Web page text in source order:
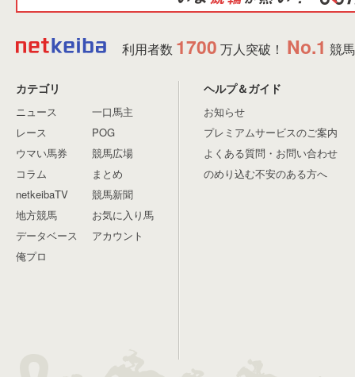
利用者数 1700 万人突破！ No.1 競
カテゴリ
ニュース
レース
ウマい馬券
コラム
netkeibaTV
地方競馬
データベース
俺プロ
一口馬主
POG
競馬広場
まとめ
競馬新聞
お気に入り馬
アカウント
ヘルプ＆ガイド
お知らせ
プレミアムサービスのご案内
よくある質問・お問い合わせ
のめり込む不安のある方へ